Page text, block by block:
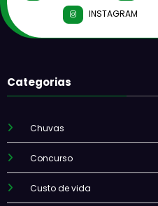
INSTAGRAM
Categorias
Chuvas
Concurso
Custo de vida